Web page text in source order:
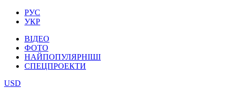
РУС
УКР
ВІДЕО
ФОТО
НАЙПОПУЛЯРНІШІ
СПЕЦПРОЕКТИ
USD